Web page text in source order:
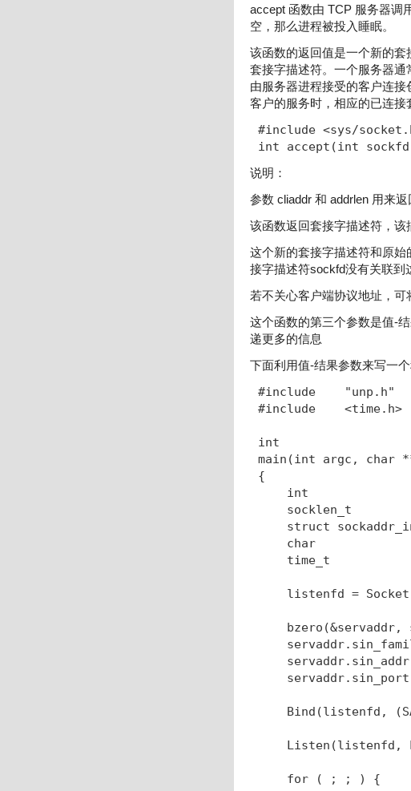
accept 函数由 TCP 服务器调
空，那么进程被投入睡眠。
该函数的返回值是一个新的
套接字描述符。一个服务器
由服务器进程接受的客户连
客户的服务时，相应的已连接
#include <sys/
int accept(int
说明：
参数 cliaddr 和 addrlen 用来
该函数返回套接字描述符，该
这个新的套接字描述符和原
接字描述符sockfd没有关联到
若不关心客户端协议地址，可
这个函数的第三个参数是值-
递更多的信息
下面利用值-结果参数来写一
#include    "unp.h"
#include    <time.h>
int
main(int argc, char
{
int
socklen_t
struct sockaddr_in
char
time_t
listenfd =
bzero(&servaddr,
servaddr.sin_family
servaddr.sin_port
Bind(listenfd, (SA
Listen(listenfd,
for ( ; ; ) {